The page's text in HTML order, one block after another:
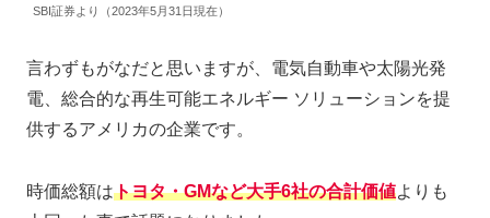
SBI証券より（2023年5月31日現在）
言わずもがなだと思いますが、電気自動車や太陽光発
電、総合的な再生可能エネルギー ソリューションを提
供するアメリカの企業です。
時価総額はトヨタ・GMなど大手6社の合計価値よりも